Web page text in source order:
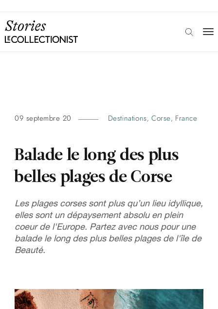
09 septembre 20 Destinations, Corse, France
Balade le long des plus
belles plages de Corse
Les plages corses sont plus qu’un lieu idyllique,
elles sont un dépaysement absolu en plein
coeur de l'Europe. Partez avec nous pour une
balade le long des plus belles plages de l'île de
Beauté.